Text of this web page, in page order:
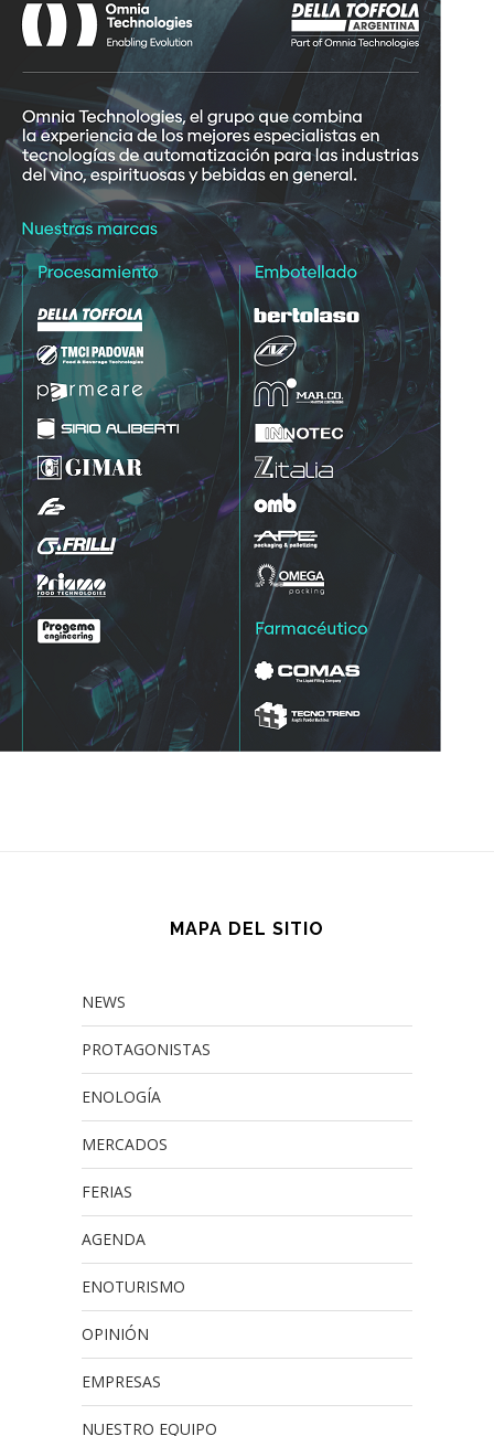
MAPA DEL SITIO
NEWS
PROTAGONISTAS
ENOLOGÍA
MERCADOS
FERIAS
AGENDA
ENOTURISMO
OPINIÓN
EMPRESAS
NUESTRO EQUIPO